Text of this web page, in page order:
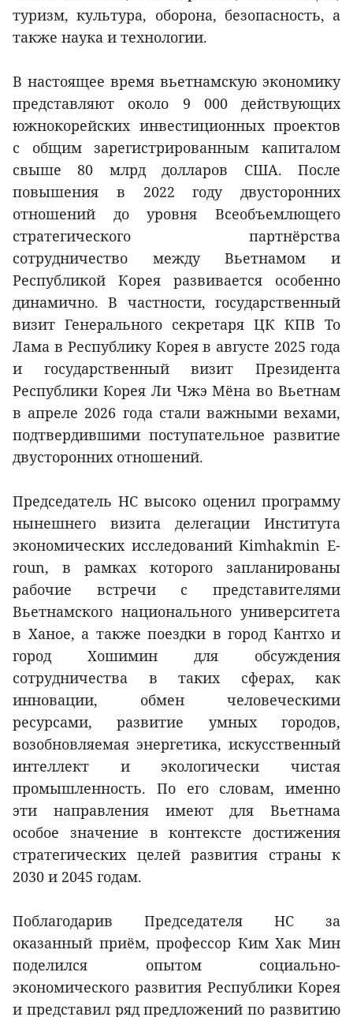
туризм, культура, оборона, безопасность, а
также наука и технологии.
В настоящее время вьетнамскую экономику
представляют около 9 000 действующих
южнокорейских инвестиционных проектов
с общим зарегистрированным капиталом
свыше 80 млрд долларов США. После
повышения в 2022 году двусторонних
отношений до уровня Всеобъемлющего
стратегического партнёрства
сотрудничество между Вьетнамом и
Республикой Корея развивается особенно
динамично. В частности, государственный
визит Генерального секретаря ЦК КПВ То
Лама в Республику Корея в августе 2025 года
и государственный визит Президента
Республики Корея Ли Чжэ Мёна во Вьетнам
в апреле 2026 года стали важными вехами,
подтвердившими поступательное развитие
двусторонних отношений.
Председатель НС высоко оценил программу
нынешнего визита делегации Института
экономических исследований Kimhakmin E-
roun, в рамках которого запланированы
рабочие встречи с представителями
Вьетнамского национального университета
в Ханое, а также поездки в город Кантхо и
город Хошимин для обсуждения
сотрудничества в таких сферах, как
инновации, обмен человеческими
ресурсами, развитие умных городов,
возобновляемая энергетика, искусственный
интеллект и экологически чистая
промышленность. По его словам, именно
эти направления имеют для Вьетнама
особое значение в контексте достижения
стратегических целей развития страны к
2030 и 2045 годам.
Поблагодарив Председателя НС за
оказанный приём, профессор Ким Хак Мин
поделился опытом социально-
экономического развития Республики Корея
и представил ряд предложений по развитию